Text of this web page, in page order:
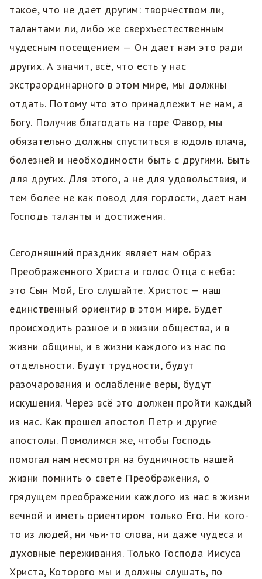
такое, что не дает другим: творчеством ли,
талантами ли, либо же сверхъестественным
чудесным посещением — Он дает нам это ради
других. А значит, всё, что есть у нас
экстраординарного в этом мире, мы должны
отдать. Потому что это принадлежит не нам, а
Богу. Получив благодать на горе Фавор, мы
обязательно должны спуститься в юдоль плача,
болезней и необходимости быть с другими. Быть
для других. Для этого, а не для удовольствия, и
тем более не как повод для гордости, дает нам
Господь таланты и достижения.
Сегодняшний праздник являет нам образ
Преображенного Христа и голос Отца с неба:
это Сын Мой, Его слушайте. Христос — наш
единственный ориентир в этом мире. Будет
происходить разное и в жизни общества, и в
жизни общины, и в жизни каждого из нас по
отдельности. Будут трудности, будут
разочарования и ослабление веры, будут
искушения. Через всё это должен пройти каждый
из нас. Как прошел апостол Петр и другие
апостолы. Помолимся же, чтобы Господь
помогал нам несмотря на будничность нашей
жизни помнить о свете Преображения, о
грядущем преображении каждого из нас в жизни
вечной и иметь ориентиром только Его. Ни кого-
то из людей, ни чьи-то слова, ни даже чудеса и
духовные переживания. Только Господа Иисуса
Христа, Которого мы и должны слушать, по